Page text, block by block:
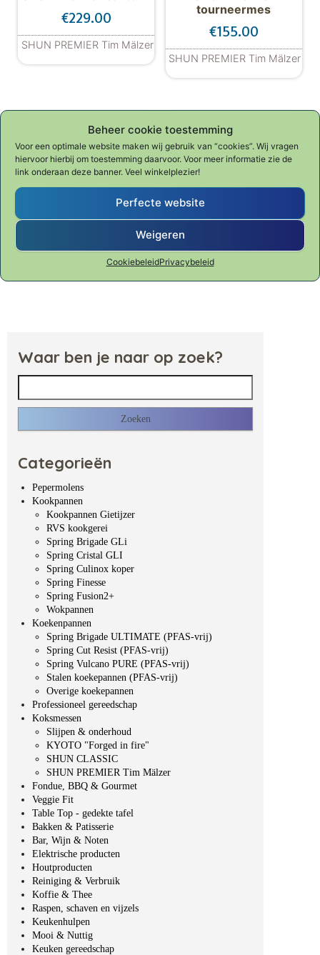
Beheer cookie toestemming
Voor een optimale website maken wij gebruik van “cookies”. Wij vragen
hiervoor hierbij om toestemming daarvoor. Voor meer informatie zie de
link onderaan deze banner. Veel winkelplezier!
Perfecte website
Weigeren
CookiebeleidPrivacybeleid
€229.00
SHUN PREMIER Tim Mälzer
tourneermes
€155.00
SHUN PREMIER Tim Mälzer
SHUN Premier koksmes
€215.00
SHUN PREMIER Tim Mälzer
SHUN Premier
SHUN PREMIER Tim Mälzer
Waar ben je naar op zoek?
Zoeken naar:
Categorieën
Pepermolens
Kookpannen
Kookpannen Gietijzer
RVS kookgerei
Spring Brigade GLi
Spring Cristal GLI
Spring Culinox koper
Spring Finesse
Spring Fusion2+
Wokpannen
Koekenpannen
Spring Brigade ULTIMATE (PFAS-vrij)
Spring Cut Resist (PFAS-vrij)
Spring Vulcano PURE (PFAS-vrij)
Stalen koekepannen (PFAS-vrij)
Overige koekepannen
Professioneel gereedschap
Koksmessen
Slijpen & onderhoud
KYOTO "Forged in fire"
SHUN CLASSIC
SHUN PREMIER Tim Mälzer
Fondue, BBQ & Gourmet
Veggie Fit
Table Top - gedekte tafel
Bakken & Patisserie
Bar, Wijn & Noten
Elektrische producten
Houtproducten
Reiniging & Verbruik
Koffie & Thee
Raspen, schaven en vijzels
Keukenhulpen
Mooi & Nuttig
Keuken gereedschap